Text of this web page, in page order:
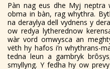
Pàn nag eus dhe Myj neptra
obma in bàn, rag whythra.
na deraylya dell vydnens y
ow redya lytherednow
wàr vord omwysca an
vëth hy hafos i’n whythrans-
tedna leun a gambryk
smyllyng. Y fedha hy ow